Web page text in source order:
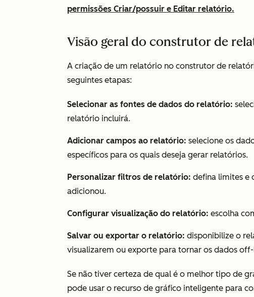
permissões Criar/possuir e Editar relatório.
Visão geral do construtor de
A criação de um relatório no construtor de
seguintes etapas:
Selecionar as fontes de dados do relatório:
relatório incluirá.
Adicionar campos ao relatório: selecione os
específicos para os quais deseja gerar relatórios.
Personalizar filtros de relatório: defina limites e
adicionou.
Configurar visualização do relatório: escolha
Salvar ou exportar o relatório: disponibilize o
visualizarem ou exporte para tornar os dados
Se não tiver certeza de qual é o melhor tipo de
pode usar o recurso de gráfico inteligente para